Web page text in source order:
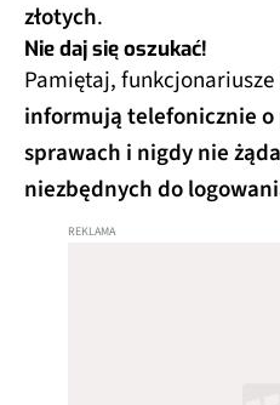
złotych.
Nie daj się oszukać!
Pamiętaj, funkcjonariusze
informują telefonicznie
sprawach i nigdy nie
niezbędnych do